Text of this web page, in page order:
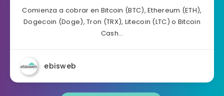
Comienza a cobrar en Bitcoin (BTC), Ethereum (ETH),
Dogecoin (Doge), Tron (TRX), Litecoin (LTC) o Bitcoin
Cash…
ebisweb